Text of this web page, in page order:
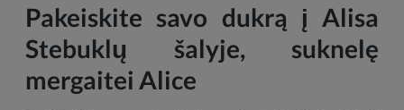
Pakeiskite savo dukrą į Alisa
Stebuklų šalyje, suknelę
mergaitei Alice